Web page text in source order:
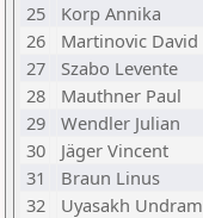
25
Korp Annika
26
Martinovic David
27
Szabo Levente
28
Mauthner Paul
29
Wendler Julian
30
Jäger Vincent
31
Braun Linus
32
Uyasakh Undram